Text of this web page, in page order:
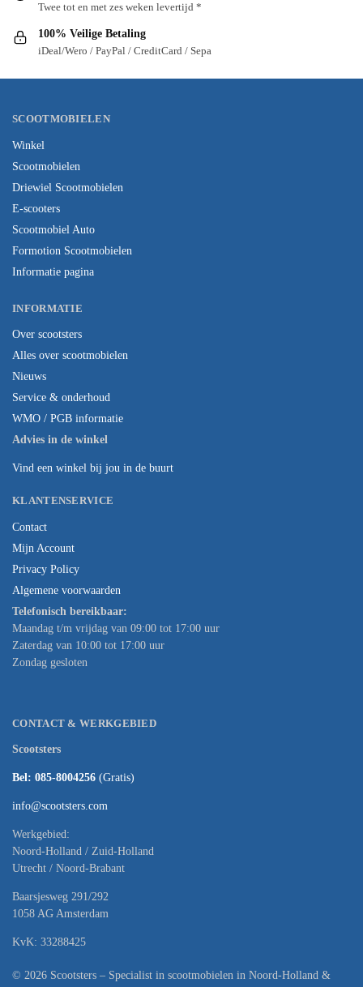
Twee tot en met zes weken levertijd *
100% Veilige Betaling
iDeal/Wero / PayPal / CreditCard / Sepa
SCOOTMOBIELEN
Winkel
Scootmobielen
Driewiel Scootmobielen
E-scooters
Scootmobiel Auto
Formotion Scootmobielen
Informatie pagina
INFORMATIE
Over scootsters
Alles over scootmobielen
Nieuws
Service & onderhoud
WMO / PGB informatie
Advies in de winkel
Vind een winkel bij jou in de buurt
KLANTENSERVICE
Contact
Mijn Account
Privacy Policy
Algemene voorwaarden
Telefonisch bereikbaar:
Maandag t/m vrijdag van 09:00 tot 17:00 uur
Zaterdag van 10:00 tot 17:00 uur
Zondag gesloten
CONTACT & WERKGEBIED
Scootsters
Bel: 085-8004256 (Gratis)
info@scootsters.com
Werkgebied:
Noord-Holland / Zuid-Holland
Utrecht / Noord-Brabant
Baarsjesweg 291/292
1058 AG Amsterdam
KvK: 33288425
© 2026 Scootsters – Specialist in scootmobielen in Noord-Holland &